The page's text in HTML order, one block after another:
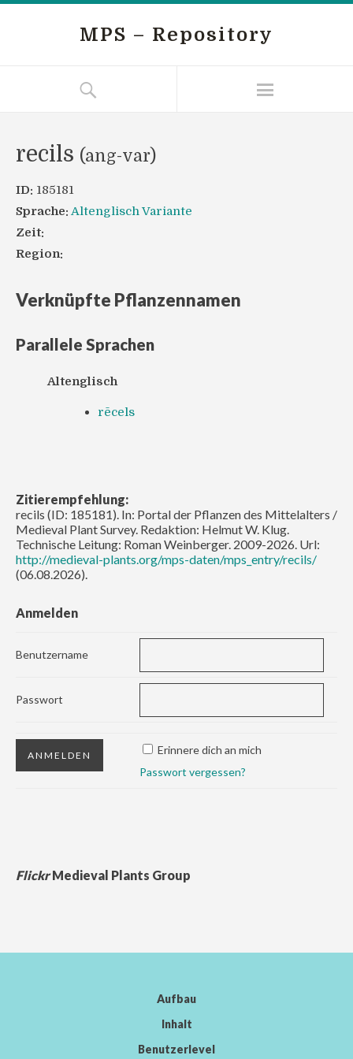
MPS – Repository
recils (ang-var)
ID: 185181
Sprache: Altenglisch Variante
Zeit:
Region:
Verknüpfte Pflanzennamen
Parallele Sprachen
Altenglisch
rēcels
Zitierempfehlung:
recils (ID: 185181). In: Portal der Pflanzen des Mittelalters /
Medieval Plant Survey. Redaktion: Helmut W. Klug.
Technische Leitung: Roman Weinberger. 2009-2026. Url:
http://medieval-plants.org/mps-daten/mps_entry/recils/
(06.08.2026).
Anmelden
Benutzername
Passwort
Erinnere dich an mich
Passwort vergessen?
FlickrMedieval Plants Group
Aufbau
Inhalt
Benutzerlevel